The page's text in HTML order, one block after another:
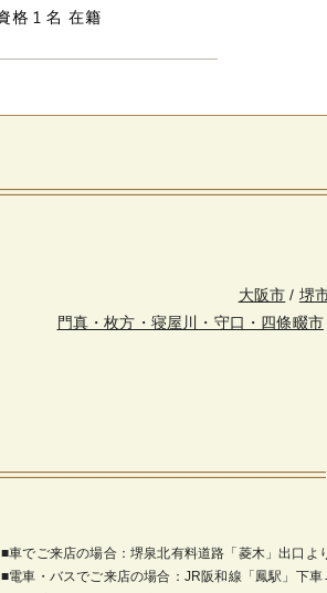
大阪市 / 堺
門真・枚方・寝屋川・守口・四條畷市
■車でご来店の場合：堺泉北有料道路「菱木」出口よ
■電車・バスでご来店の場合：JR阪和線「鳳駅」下